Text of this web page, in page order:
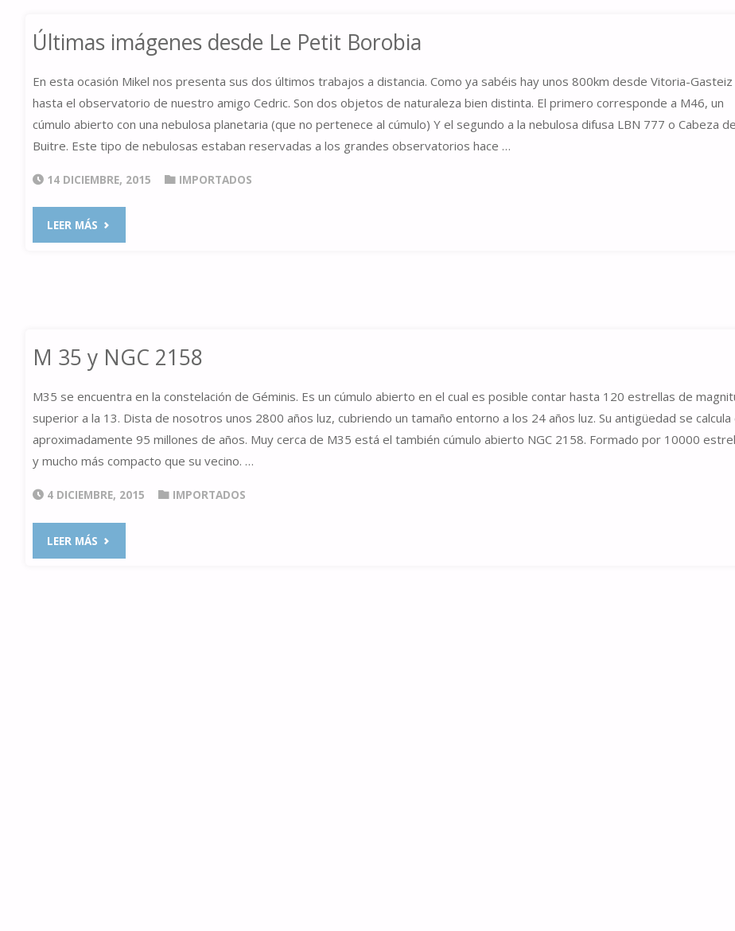
Últimas imágenes desde Le Petit Borobia
En esta ocasión Mikel nos presenta sus dos últimos trabajos a distancia. Como ya sabéis hay unos 800km desde Vitoria-Gasteiz
hasta el observatorio de nuestro amigo Cedric. Son dos objetos de naturaleza bien distinta. El primero corresponde a M46, un
cúmulo abierto con una nebulosa planetaria (que no pertenece al cúmulo) Y el segundo a la nebulosa difusa LBN 777 o Cabeza de
Buitre. Este tipo de nebulosas estaban reservadas a los grandes observatorios hace …
14 DICIEMBRE, 2015 IMPORTADOS
LEER MÁS "ÚLTIMAS
PETIT
BOROBIA"
M 35 y NGC 2158
M35 se encuentra en la constelación de Géminis. Es un cúmulo abierto en el cual es posible contar hasta 120 estrellas de
superior a la 13. Dista de nosotros unos 2800 años luz, cubriendo un tamaño entorno a los 24 años luz. Su antigüedad se calcula
aproximadamente 95 millones de años. Muy cerca de M35 está el también cúmulo abierto NGC 2158. Formado por 10000
y mucho más compacto que su vecino. …
4 DICIEMBRE, 2015 IMPORTADOS
LEER MÁS "M